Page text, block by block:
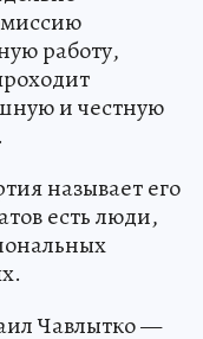
работу,
и честную
называет его
есть люди,
Чавлытко —